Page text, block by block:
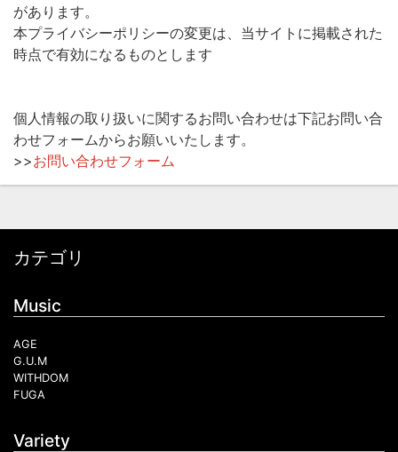
があります。
本プライバシーポリシーの変更は、当サイトに掲載された
時点で有効になるものとします
個人情報の取り扱いに関するお問い合わせは下記お問い合
わせフォームからお願いいたします。
>>お問い合わせフォーム
カテゴリ
Music
AGE
G.U.M
WITHDOM
FUGA
Variety